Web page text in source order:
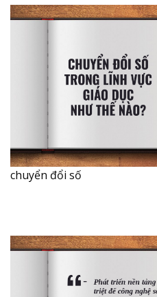
chuyển đổi số